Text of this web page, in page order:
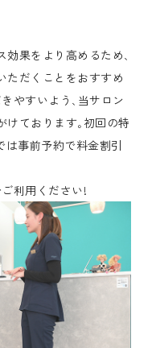
効果をより高めるため､
ただくことをおすすめ
やすいよう､当サロン
けております｡初回の特
は事前予約で料金割引
利用ください!